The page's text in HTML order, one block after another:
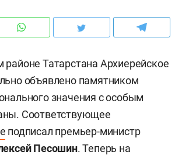
Татарстана Архиерейское
объявлено памятником
значения с особым
Соответствующее
подписал премьер-министр
Песошин. Теперь на